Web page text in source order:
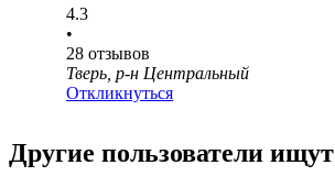
4.3
•
28 отзывов
Тверь, р-н Центральный
Откликнуться
Другие пользователи ищут